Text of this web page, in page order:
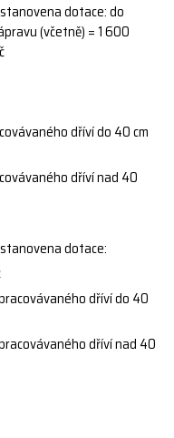
dotace: do
(včetně) = 1 600
dříví do 40 cm
dříví nad 40
dotace:
dříví do 40
dříví nad 40